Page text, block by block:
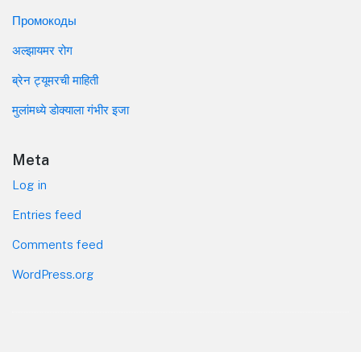
Промокоды
अल्झायमर रोग
ब्रेन ट्यूमरची माहिती
मुलांमध्ये डोक्याला गंभीर इजा
Meta
Log in
Entries feed
Comments feed
WordPress.org